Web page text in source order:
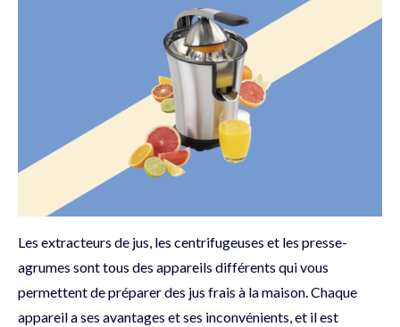
Les extracteurs de jus, les centrifugeuses et les presse-
agrumes sont tous des appareils différents qui vous
permettent de préparer des jus frais à la maison. Chaque
appareil a ses avantages et ses inconvénients, et il est